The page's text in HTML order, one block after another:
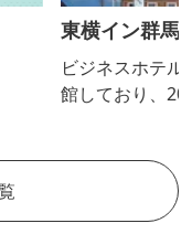
東横イン群馬
ビジネスホテ
館しており、